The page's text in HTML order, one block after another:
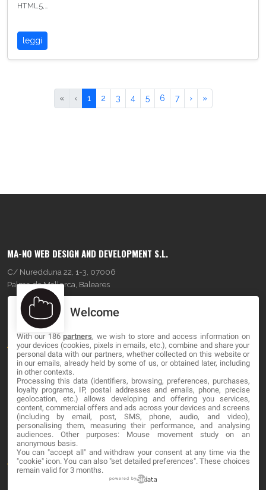
HTML5,…
leggi
« ‹ 1 2 3 4 5 6 7 › »
MA-NO WEB DESIGN AND DEVELOPMENT S.L.
C/ Nuredduna 22, 1-3, 07006
Palma de Mallorca, Baleares
OUR COMPANY
About
Blog
Contact
LEGAL
Cookies
Avviso Legale
Welcome
With our 186partners, we wish to store and access information on
your devices (cookies, pixels in emails, etc.), combine and share your
personal data with our partners, whether collected on this website or
in our emails, already held by some of us, or obtained later, including
in other contexts.
Processing this data (identifiers, browsing, preferences, purchases,
loyalty programs, IP, postal addresses and emails, phone, precise
geolocation, etc.) allows developing and offering you services,
content, commercial offers and ads across your devices and screens
(including by email, post, SMS, phone, audio, and video),
personalising them, measuring their performance, and analysing
audiences. Other purposes: Mouse movement study on an
anonymous basis.
You can "accept all" and withdraw your consent at any time via the
"cookie" icon. You can also "set detailed preferences". These choices
remain valid for 3 months.
powered by